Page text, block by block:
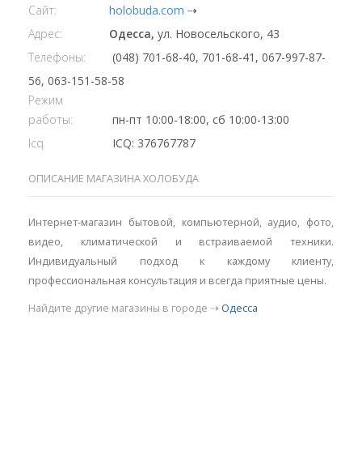
Сайт:
holobuda.com ⇢
Адрес:
Одесса, ул. Новосельского, 43
Телефоны:
(048) 701-68-40, 701-68-41, 067-997-87-
56, 063-151-58-58
Режим
работы:
пн-пт 10:00-18:00, сб 10:00-13:00
Icq
ICQ: 376767787
ОПИСАНИЕ МАГАЗИНА ХОЛОБУДА
Интернет-магазин бытовой, компьютерной, аудио, фото,
видео, климатической и встраиваемой техники.
Индивидуальный подход к каждому клиенту,
профессиональная консультация и всегда приятные цены.
Найдите другие магазины в городе ⇢ Одесса